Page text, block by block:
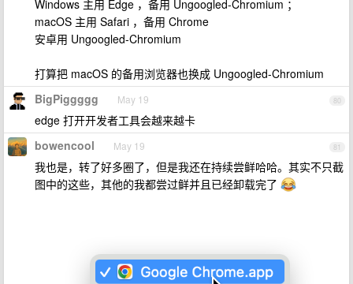
Windows 主用 Edge ，备用 Ungoogled-Chromium ；
macOS 主用 Safari ，备用 Chrome
安卓用 Ungoogled-Chromium
打算把 macOS 的备用浏览器也换成 Ungoogled-Chromium
80
BigPiggggg May 19
edge 打开开发者工具会越来越卡
81
bowencool May 19
我也是，转了好多圈了，但是我还在持续尝鲜哈哈。其实不只截
图中的这些，其他的我都尝过鲜并且已经卸载完了